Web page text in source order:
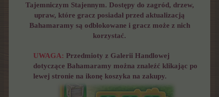
Tajemniczym Stajennym. Dostępy do zagród, drzew,
upraw, które gracz posiadał przed aktualizacją
Bahamaramy są odblokowane i gracz może z nich
korzystać.
UWAGA: Przedmioty z Galerii Handlowej
dotyczące Bahamaramy można znaleźć klikając po
lewej stronie na ikonę koszyka na zakupy.